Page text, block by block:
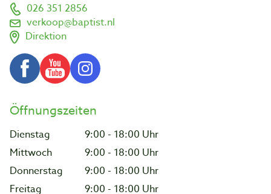
026 351 2856
verkoop@baptist.nl
Direktion
Öffnungszeiten
Dienstag
9:00 - 18:00 Uhr
Mittwoch
9:00 - 18:00 Uhr
Donnerstag
9:00 - 18:00 Uhr
Freitag
9:00 - 18:00 Uhr